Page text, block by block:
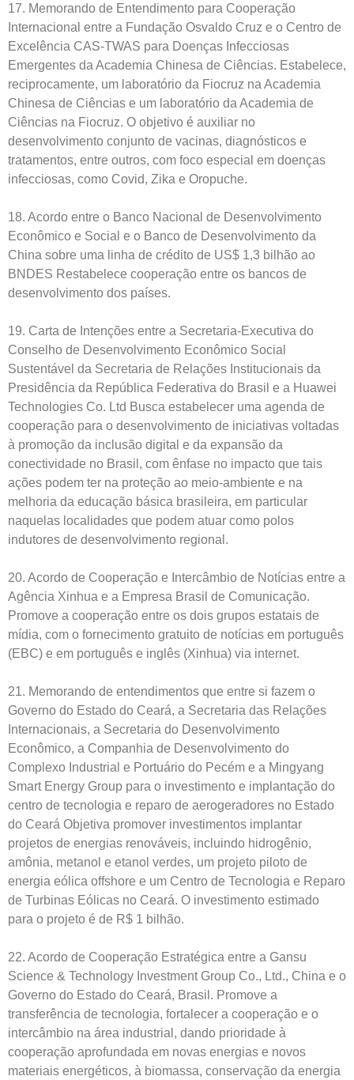
17. Memorando de Entendimento para Cooperação
Internacional entre a Fundação Osvaldo Cruz e o Centro de
Excelência CAS-TWAS para Doenças Infecciosas
Emergentes da Academia Chinesa de Ciências. Estabelece,
reciprocamente, um laboratório da Fiocruz na Academia
Chinesa de Ciências e um laboratório da Academia de
Ciências na Fiocruz. O objetivo é auxiliar no
desenvolvimento conjunto de vacinas, diagnósticos e
tratamentos, entre outros, com foco especial em doenças
infecciosas, como Covid, Zika e Oropuche.
18. Acordo entre o Banco Nacional de Desenvolvimento
Econômico e Social e o Banco de Desenvolvimento da
China sobre uma linha de crédito de US$ 1,3 bilhão ao
BNDES Restabelece cooperação entre os bancos de
desenvolvimento dos países.
19. Carta de Intenções entre a Secretaria-Executiva do
Conselho de Desenvolvimento Econômico Social
Sustentável da Secretaria de Relações Institucionais da
Presidência da República Federativa do Brasil e a Huawei
Technologies Co. Ltd Busca estabelecer uma agenda de
cooperação para o desenvolvimento de iniciativas voltadas
à promoção da inclusão digital e da expansão da
conectividade no Brasil, com ênfase no impacto que tais
ações podem ter na proteção ao meio-ambiente e na
melhoria da educação básica brasileira, em particular
naquelas localidades que podem atuar como polos
indutores de desenvolvimento regional.
20. Acordo de Cooperação e Intercâmbio de Notícias entre a
Agência Xinhua e a Empresa Brasil de Comunicação.
Promove a cooperação entre os dois grupos estatais de
mídia, com o fornecimento gratuito de notícias em português
(EBC) e em português e inglês (Xinhua) via internet.
21. Memorando de entendimentos que entre si fazem o
Governo do Estado do Ceará, a Secretaria das Relações
Internacionais, a Secretaria do Desenvolvimento
Econômico, a Companhia de Desenvolvimento do
Complexo Industrial e Portuário do Pecém e a Mingyang
Smart Energy Group para o investimento e implantação do
centro de tecnologia e reparo de aerogeradores no Estado
do Ceará Objetiva promover investimentos implantar
projetos de energias renováveis, incluindo hidrogênio,
amônia, metanol e etanol verdes, um projeto piloto de
energia eólica offshore e um Centro de Tecnologia e Reparo
de Turbinas Eólicas no Ceará. O investimento estimado
para o projeto é de R$ 1 bilhão.
22. Acordo de Cooperação Estratégica entre a Gansu
Science & Technology Investment Group Co., Ltd., China e o
Governo do Estado do Ceará, Brasil. Promove a
transferência de tecnologia, fortalecer a cooperação e o
intercâmbio na área industrial, dando prioridade à
cooperação aprofundada em novas energias e novos
materiais energéticos, à biomassa, conservação da energia